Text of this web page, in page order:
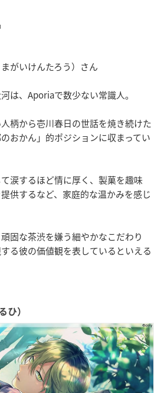
まがいけんたろう）さん
は、Aporiaで数少ない常識人。
柄から壱川春日の世話を焼き続けた
おかん」的ポジションに収まってい
涙するほど情に厚く、製菓を趣味
供するなど、家庭的な温かみを感じ
固な茶渋を嫌う細やかなこだわり
る彼の価値観を表しているといえる
ひ）